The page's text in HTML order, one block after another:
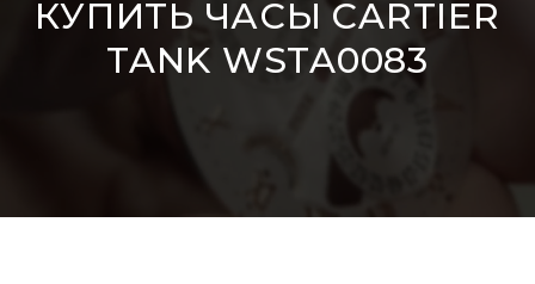
КУПИТЬ ЧАСЫ CARTIER
TANK WSTA0083